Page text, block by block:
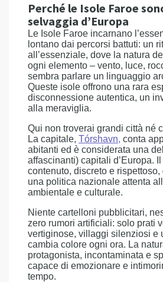
Perché le Isole Faroe
selvaggia d’Europa
Le Isole Faroe incarnano
lontano dai percorsi battuti: un
all’essenziale, dove la natura
ogni elemento – vento, luce,
sembra parlare un linguaggio
Queste isole offrono una rara
disconnessione autentica, un
alla meraviglia.
Qui non troverai grandi città né
La capitale, Tórshavn, conta
abitanti ed è considerata una
affascinanti) capitali d’Europa.
contenuto, discreto e
una politica nazionale attenta
ambientale e culturale.
Niente cartelloni pubblicitari,
zero rumori artificiali: solo prati
vertiginose, villaggi silenziosi e
cambia colore ogni ora. La
protagonista, incontaminata e
capace di emozionare e
tempo.